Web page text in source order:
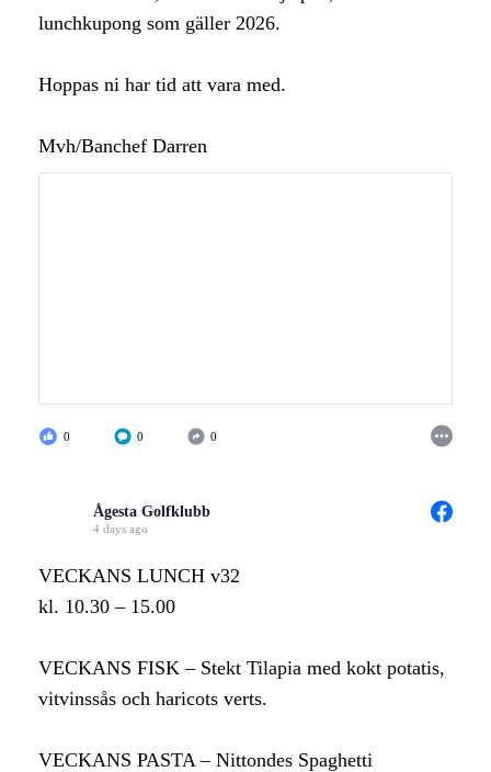
lunchkupong som gäller 2026.
Hoppas ni har tid att vara med.
Mvh/Banchef Darren
0 0 0
Ågesta Golfklubb
4 days ago
VECKANS LUNCH v32
kl. 10.30 – 15.00
VECKANS FISK – Stekt Tilapia med kokt potatis,
vitvinssås och haricots verts.
VECKANS PASTA – Nittondes Spaghetti